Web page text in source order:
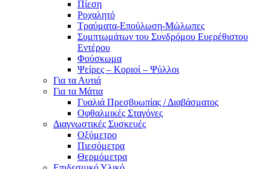
Πίεση
Ροχαλητό
Τραύματα-Επούλωση-Μώλωπες
Συμπτωμάτων του Συνδρόμου Ευερέθιστου
Εντέρου
Φούσκωμα
Ψείρες – Κοριοί – Ψύλλοι
Για τα Αυτιά
Για τα Μάτια
Γυαλιά Πρεσβυωπίας / Διαβάσματος
Οφθαλμικές Σταγόνες
Διαγνωστικές Συσκευές
Οξύμετρο
Πιεσόμετρα
Θερμόμετρα